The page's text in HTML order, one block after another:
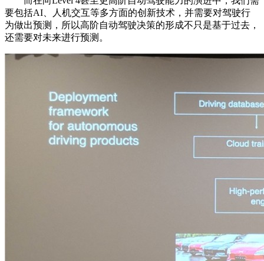
要包括AI、人机交互等多方面的创新技术，并需要对驾驶行
为做出预测，所以高阶自动驾驶决策的形成不只是基于过去，
还需要对未来进行预测。